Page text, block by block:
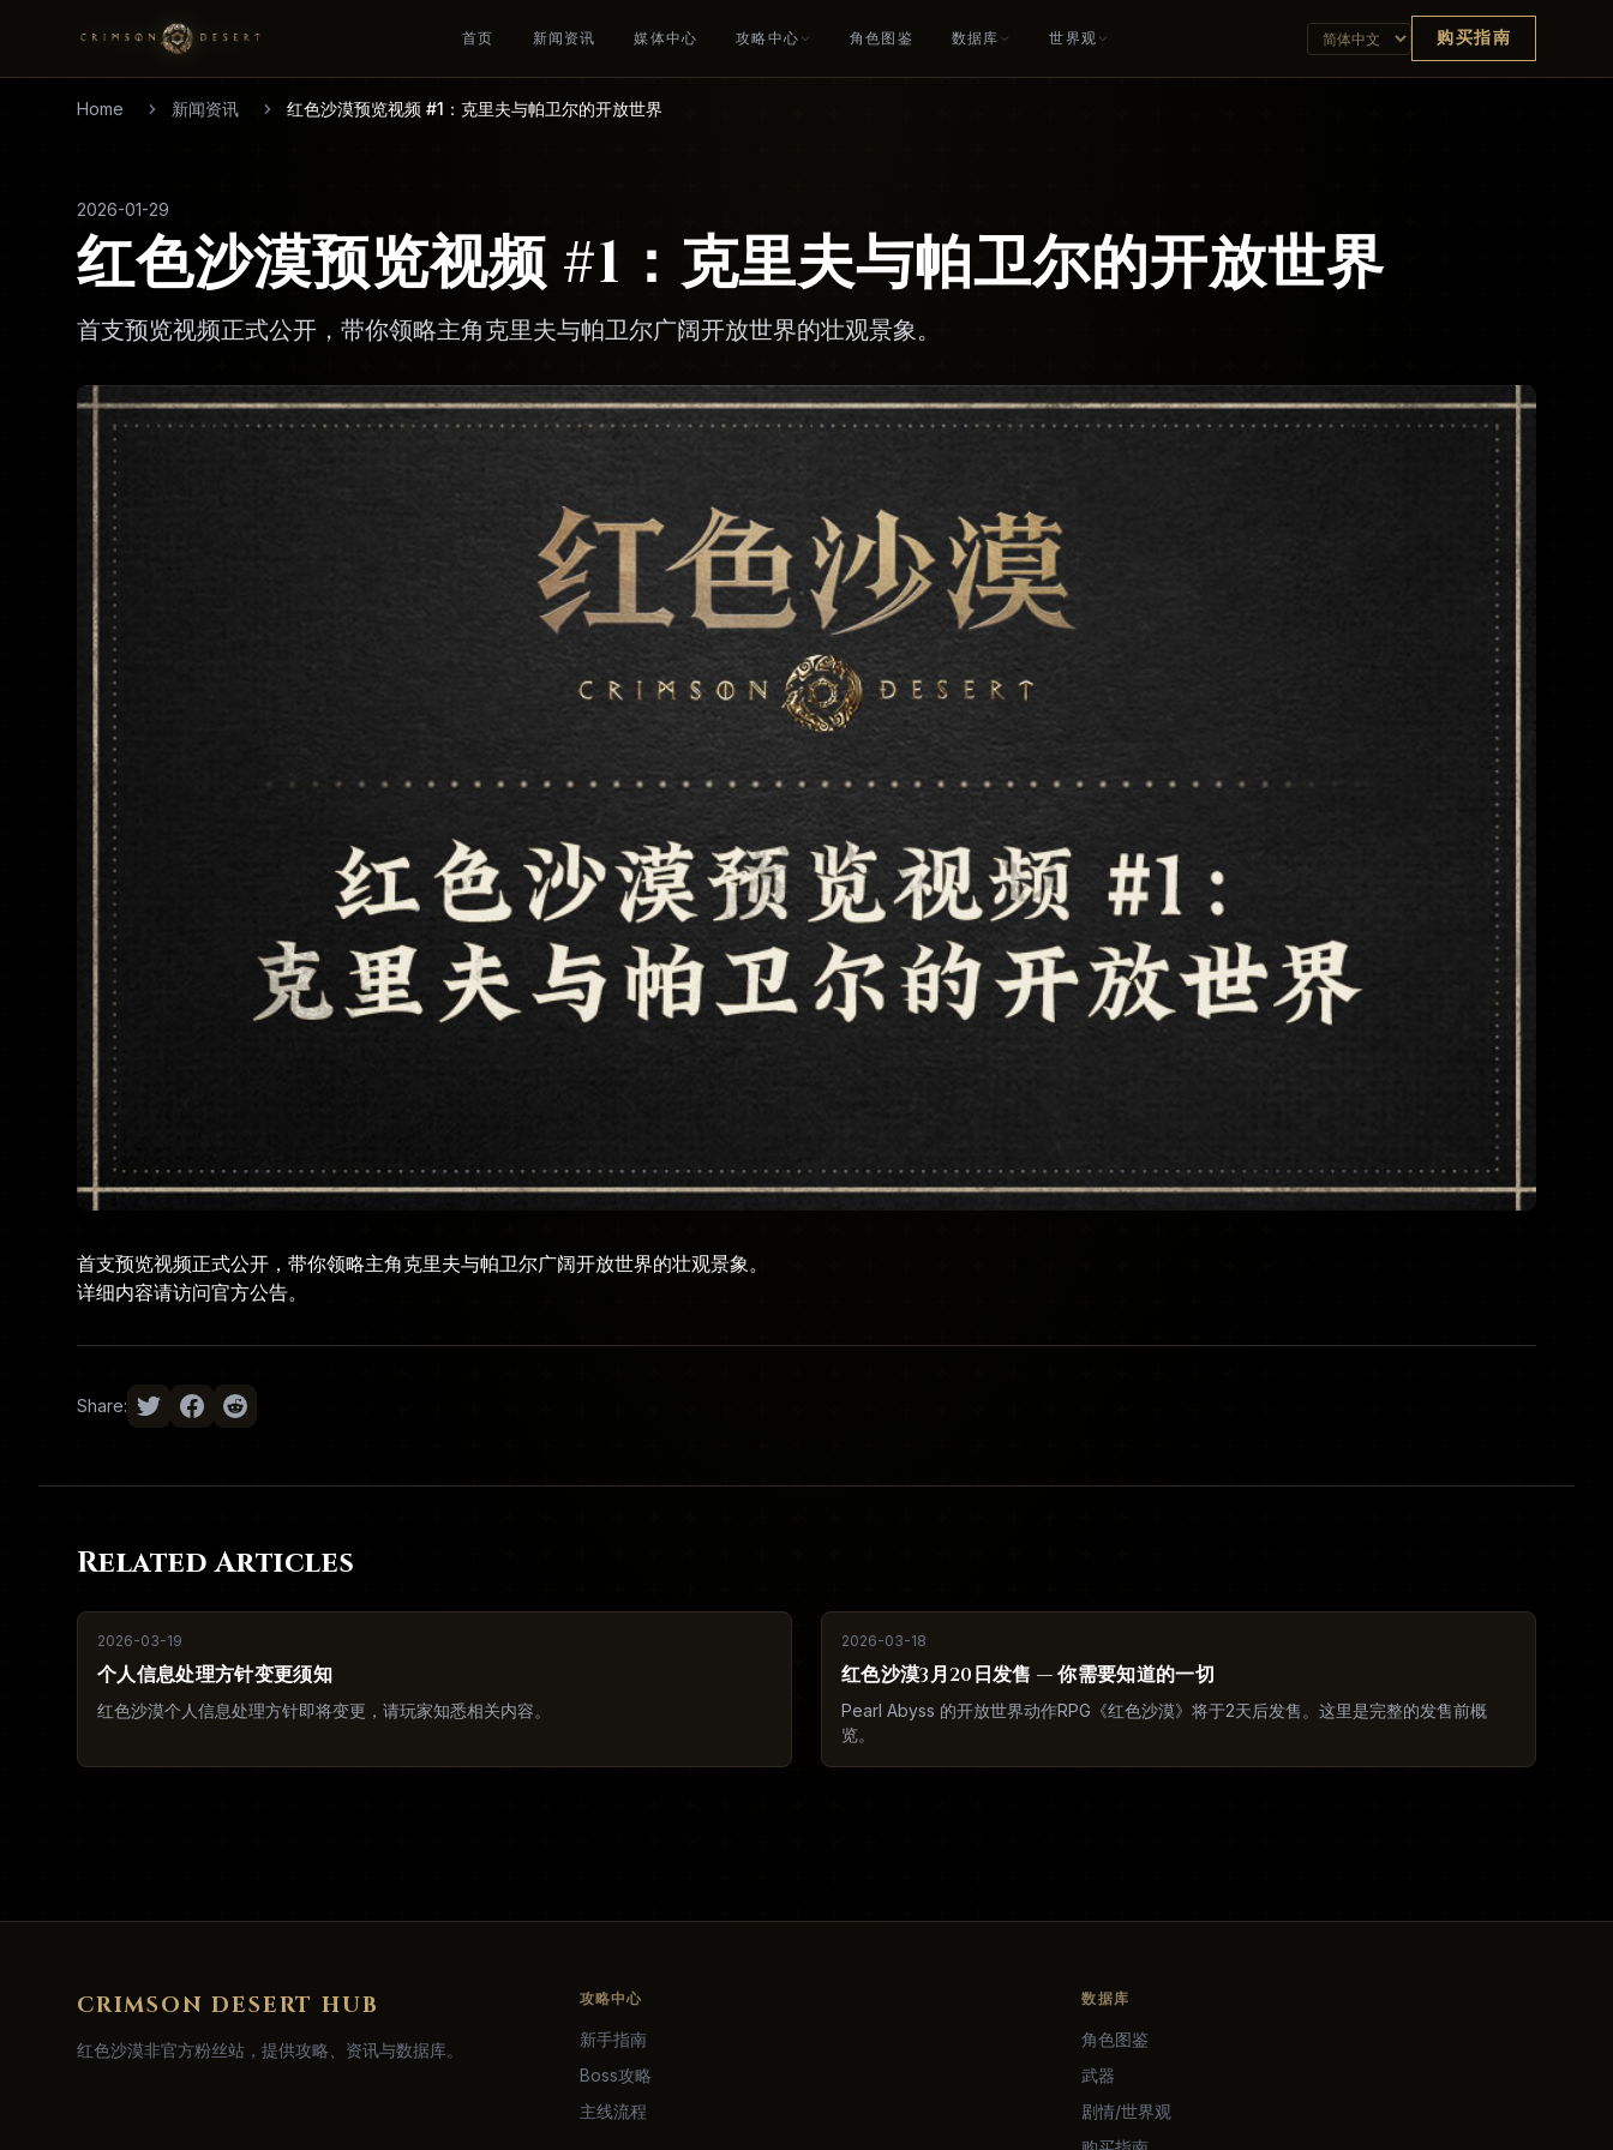
首页 新闻资讯 媒体中心 攻略中心 角色图鉴 数据库 世界观 购买指南
Home 新闻资讯 红色沙漠预览视频 #1：克里夫与帕卫尔的开放世界
2026-01-29
红色沙漠预览视频 #1：克里夫与帕卫尔的开放世界
首支预览视频正式公开，带你领略主角克里夫与帕卫尔广阔开放世界的壮观景象。
首支预览视频正式公开，带你领略主角克里夫与帕卫尔广阔开放世界的壮观景象。
详细内容请访问官方公告。
Share:
Related Articles
2026-03-19
个人信息处理方针变更须知
红色沙漠个人信息处理方针即将变更，请玩家知悉相关内容。
2026-03-18
红色沙漠3月20日发售 — 你需要知道的一切
Pearl Abyss 的开放世界动作RPG《红色沙漠》将于2天后发售。这里是完整的发售前概
览。
CRIMSON DESERT HUB
红色沙漠非官方粉丝站，提供攻略、资讯与数据库。
攻略中心
新手指南
Boss攻略
主线流程
数据库
角色图鉴
武器
剧情/世界观